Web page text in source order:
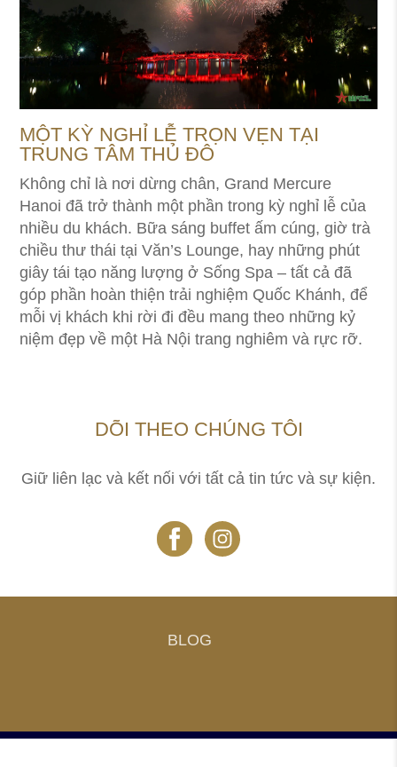
MỘT KỲ NGHỈ LỄ TRỌN VẸN TẠI
TRUNG TÂM THỦ ĐÔ
Không chỉ là nơi dừng chân, Grand Mercure
Hanoi đã trở thành một phần trong kỳ nghỉ lễ của
nhiều du khách. Bữa sáng buffet ấm cúng, giờ trà
chiều thư thái tại Văn’s Lounge, hay những phút
giây tái tạo năng lượng ở Sống Spa – tất cả đã
góp phần hoàn thiện trải nghiệm Quốc Khánh, để
mỗi vị khách khi rời đi đều mang theo những kỷ
niệm đẹp về một Hà Nội trang nghiêm và rực rỡ.
DÕI THEO CHÚNG TÔI
Giữ liên lạc và kết nối với tất cả tin tức và sự kiện.
BLOG